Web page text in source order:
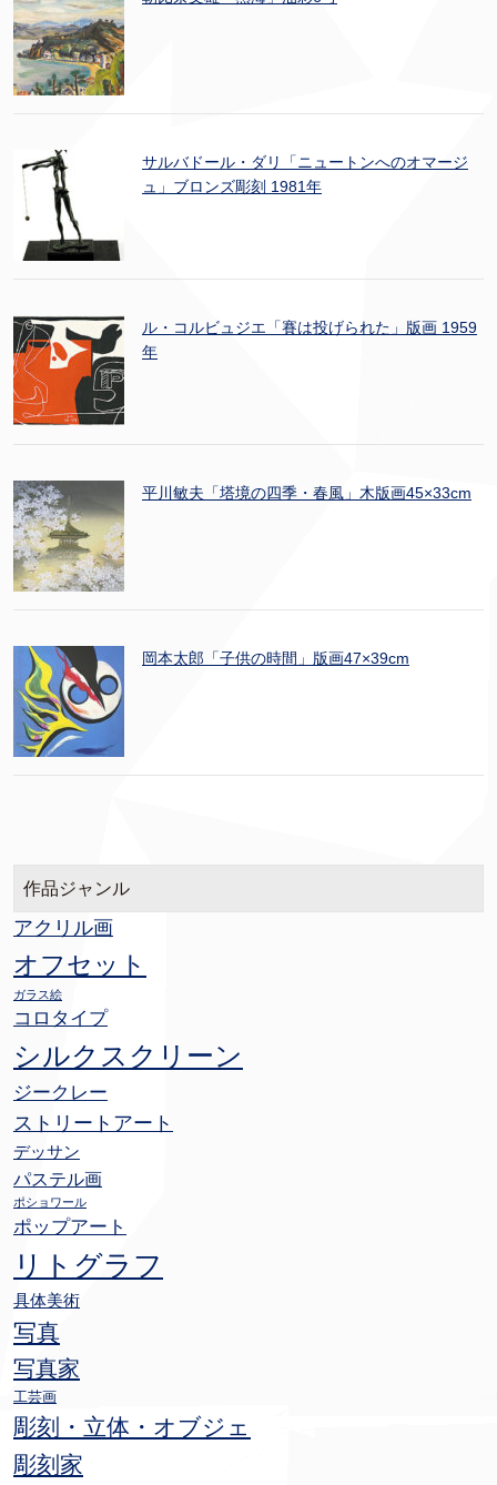
サルバドール・ダリ「ニュートンへのオマージ
ュ」ブロンズ彫刻 1981年
ル・コルビュジエ「賽は投げられた」版画 1959
年
平川敏夫「塔境の四季・春風」木版画45×33cm
岡本太郎「子供の時間」版画47×39cm
作品ジャンル
アクリル画
オフセット
ガラス絵
コロタイプ
シルクスクリーン
ジークレー
ストリートアート
デッサン
パステル画
ポショワール
ポップアート
リトグラフ
具体美術
写真
写真家
工芸画
彫刻・立体・オブジェ
彫刻家